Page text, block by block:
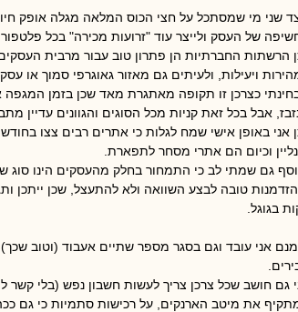
שני מי שמסתכל על חצי הכוס המלאה מגלה אופק
של העסק ולייצר עוד "זרועות מכירה" בכל
הרשתות החברתיות הן פתרון טוב עבור מרבית
ויעילות, ולעיתים גם מאזור גאוגרפי סמוך או עסק
כצרכן זו תקופה מאתגרת מאד שכן בזמן
אבל בכל זאת קניות מכל הסוגים והגוונים עדיין
אני באופן אישי שמח לגלות כי אתרים רבים צצו
וכיום הם אתרי מסחר לתפארת.
גם שמתי לב כי התמחור בחלק מהעסקים הינו סוג
הזדמנות טובה לבצע השוואה ולא להתעצל, שכן ייתכן
בגוגל.
אני עובד וגם בסגר מספר שתיים אעבוד (וטוב
גם חושב שכל צרכן צריך לעשות חשבון נפש (בלי קשר
את מיטב הארנקים, על רכישות סתמיות כי גם